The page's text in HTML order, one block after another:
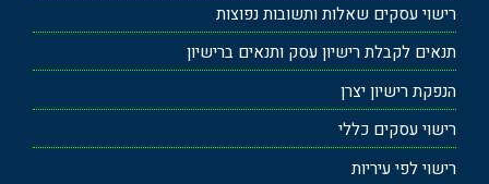
רישוי עסקים שאלות ותשובות נפוצות
תנאים לקבלת רישיון עסק ותנאים ברישיון
הנפקת רישיון יצרן
רישוי עסקים כללי
רישוי לפי עיריות